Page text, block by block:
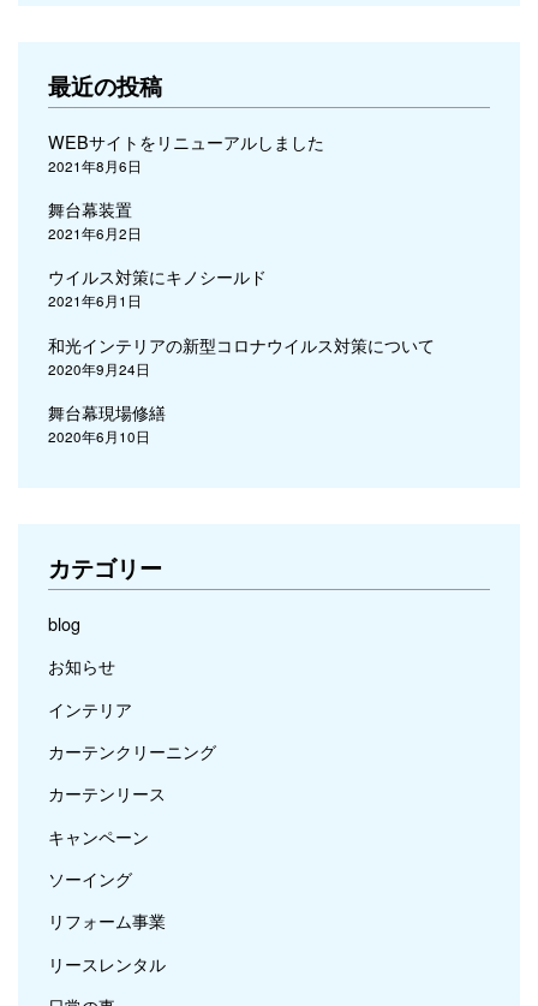
最近の投稿
WEBサイトをリニューアルしました
2021年8月6日
舞台幕装置
2021年6月2日
ウイルス対策にキノシールド
2021年6月1日
和光インテリアの新型コロナウイルス対策について
2020年9月24日
舞台幕現場修繕
2020年6月10日
カテゴリー
blog
お知らせ
インテリア
カーテンクリーニング
カーテンリース
キャンペーン
ソーイング
リフォーム事業
リースレンタル